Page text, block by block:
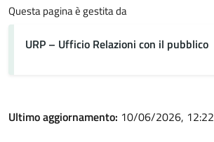
Questa pagina è gestita da
URP – Ufficio Relazioni con il pubblico
Ultimo aggiornamento: 10/06/2026, 12:22